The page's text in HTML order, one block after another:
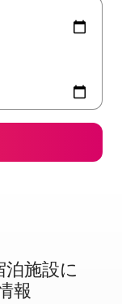
施⁠設⁠に
報